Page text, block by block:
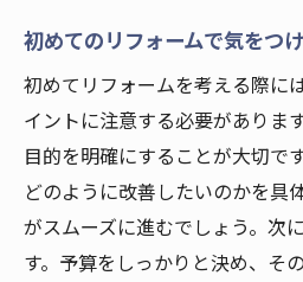
点
リフォームで住まい
ント
倉敷市でのリフォー
伝統と現代が融合する倉
魅力
倉敷市の伝統を活か
初めてのリフォームで気をつ
初めてリフォームを考える際に
イントに注意する必要がありま
目的を明確にすることが大切で
どのように改善したいのかを具
がスムーズに進むでしょう。次
す。予算をしっかりと決め、そ